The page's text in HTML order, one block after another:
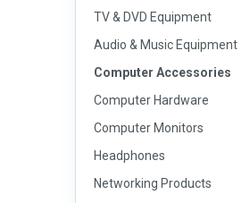
TV & DVD Equipment
Audio & Music Equipment
Computer Accessories
Computer Hardware
Computer Monitors
Headphones
Networking Products